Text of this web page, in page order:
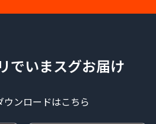
でいまスグお届け
ウンロードはこちら